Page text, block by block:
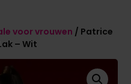
voor vrouwen / Patrice
– Wit